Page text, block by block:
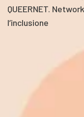
QUEERNET.
l’inclusione